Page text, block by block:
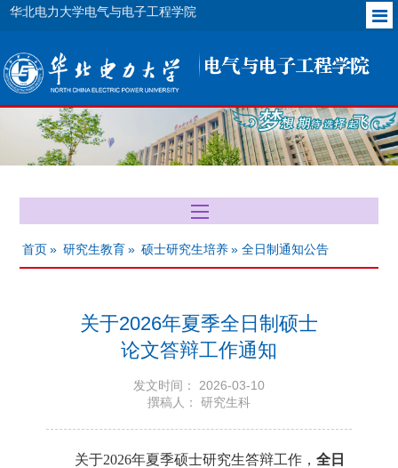
华北电力大学电气与电子工程学院
首页 » 研究生教育 » 硕士研究生培养 » 全日制通知公告
关于2026年夏季全日制硕士
论文答辩工作通知
发文时间： 2026-03-10
撰稿人： 研究生科
关于2026年夏季硕士研究生答辩工作，全日